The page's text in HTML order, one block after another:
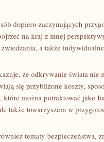
dopiero zaczynających
na kraj z innej
a także
że odkrywanie świata nie
się przybliżone koszty,
można potraktować jako
także towarzyszem w
tematy bezpieczeństwa,